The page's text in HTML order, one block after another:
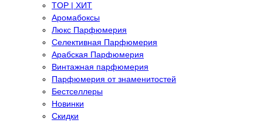
TOP | ХИТ
Аромабоксы
Люкс Парфюмерия
Селективная Парфюмерия
Арабская Парфюмерия
Винтажная парфюмерия
Парфюмерия от знаменитостей
Бестселлеры
Новинки
Скидки